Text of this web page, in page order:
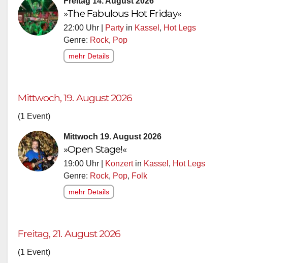
»The Fabulous Hot Friday«
22:00 Uhr | Party in Kassel , Hot Legs
Genre: Rock, Pop
mehr Details
Mittwoch, 19. August 2026
(1 Event)
Mittwoch 19. August 2026
»Open Stage!«
19:00 Uhr | Konzertin Kassel , Hot Legs
Genre: Rock, Pop, Folk
mehr Details
Freitag, 21. August 2026
(1 Event)